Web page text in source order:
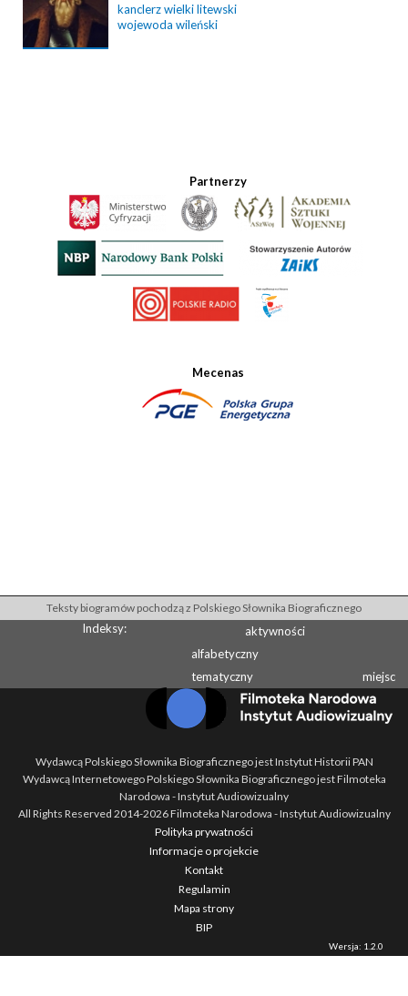
kanclerz wielki litewski
wojewoda wileński
Partnerzy
Mecenas
Teksty biogramów pochodzą z Polskiego Słownika Biograficznego
Indeksy:
aktywności
alfabetyczny
tematyczny
miejsc
Wydawcą Polskiego Słownika Biograficznego jest Instytut Historii PAN
Wydawcą Internetowego Polskiego Słownika Biograficznego jest Filmoteka
Narodowa - Instytut Audiowizualny
All Rights Reserved 2014-2026Filmoteka Narodowa - Instytut Audiowizualny
Polityka prywatności
Informacje o projekcie
Kontakt
Regulamin
Mapa strony
BIP
Wersja: 1.2.0